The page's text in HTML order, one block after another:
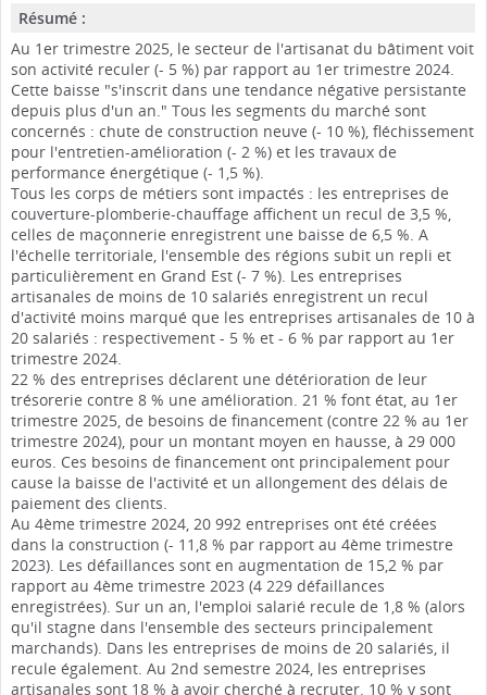
Résumé :
Au 1er trimestre 2025, le secteur de l'artisanat du bâtiment voit
son activité reculer (- 5 %) par rapport au 1er trimestre 2024.
Cette baisse "s'inscrit dans une tendance négative persistante
depuis plus d'un an." Tous les segments du marché sont
concernés : chute de construction neuve (- 10 %), fléchissement
pour l'entretien-amélioration (- 2 %) et les travaux de
performance énergétique (- 1,5 %).
Tous les corps de métiers sont impactés : les entreprises de
couverture-plomberie-chauffage affichent un recul de 3,5 %,
celles de maçonnerie enregistrent une baisse de 6,5 %. A
l'échelle territoriale, l'ensemble des régions subit un repli et
particulièrement en Grand Est (- 7 %). Les entreprises
artisanales de moins de 10 salariés enregistrent un recul
d'activité moins marqué que les entreprises artisanales de 10 à
20 salariés : respectivement - 5 % et - 6 % par rapport au 1er
trimestre 2024.
22 % des entreprises déclarent une détérioration de leur
trésorerie contre 8 % une amélioration. 21 % font état, au 1er
trimestre 2025, de besoins de financement (contre 22 % au 1er
trimestre 2024), pour un montant moyen en hausse, à 29 000
euros. Ces besoins de financement ont principalement pour
cause la baisse de l'activité et un allongement des délais de
paiement des clients.
Au 4ème trimestre 2024, 20 992 entreprises ont été créées
dans la construction (- 11,8 % par rapport au 4ème trimestre
2023). Les défaillances sont en augmentation de 15,2 % par
rapport au 4ème trimestre 2023 (4 229 défaillances
enregistrées). Sur un an, l'emploi salarié recule de 1,8 % (alors
qu'il stagne dans l'ensemble des secteurs principalement
marchands). Dans les entreprises de moins de 20 salariés, il
recule également. Au 2nd semestre 2024, les entreprises
artisanales sont 18 % à avoir cherché à recruter. 10 % y sont